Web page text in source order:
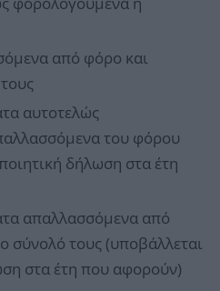
από φόρο και
αυτοτελώς
του φόρου
δήλωση στα έτη
απαλλασσόμενα από
σύνολό τους (υποβάλλεται
στα έτη που αφορούν)